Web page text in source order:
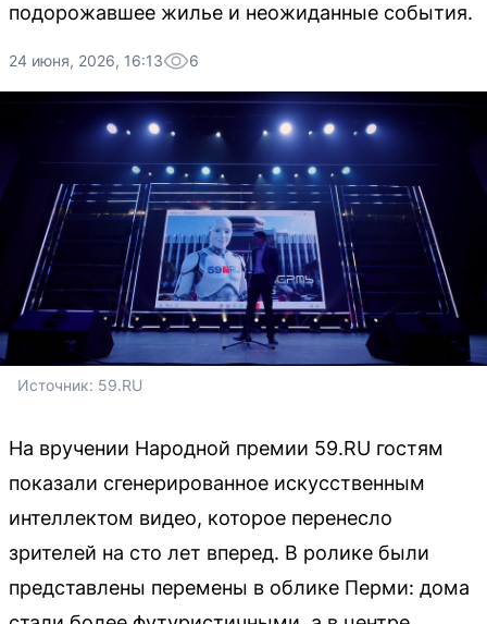
подорожавшее жилье и неожиданные события.
24 июня, 2026, 16:13 6
Источник: 59.RU
На вручении Народной премии 59.RU гостям
показали сгенерированное искусственным
интеллектом видео, которое перенесло
зрителей на сто лет вперед. В ролике были
представлены перемены в облике Перми: дома